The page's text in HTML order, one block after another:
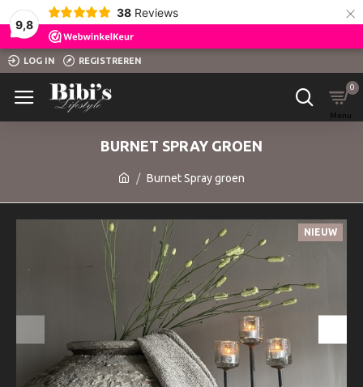
9,8
38 Reviews ×
LOG IN REGISTREREN
0
Burnet Spray groen
BURNET SPRAY GROEN
NIEUW